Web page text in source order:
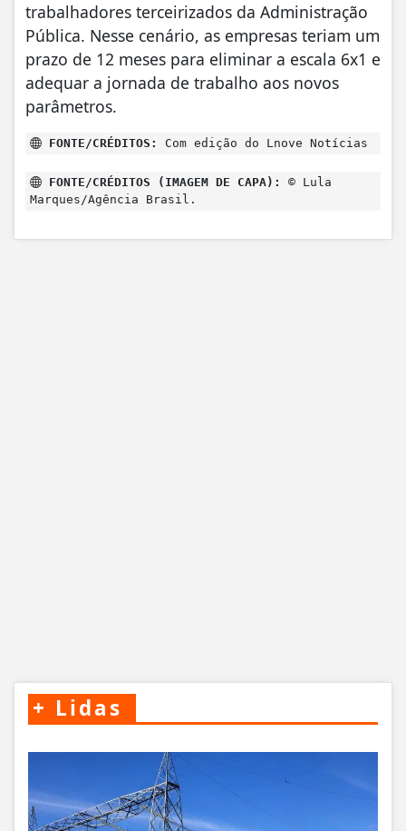
trabalhadores terceirizados da Administração
Pública. Nesse cenário, as empresas teriam um
prazo de 12 meses para eliminar a escala 6x1 e
adequar a jornada de trabalho aos novos
parâmetros.
FONTE/CRÉDITOS: Com edição do Lnove Notícias
FONTE/CRÉDITOS (IMAGEM DE CAPA):
© Lula
Marques/Agência Brasil.
+ Lidas